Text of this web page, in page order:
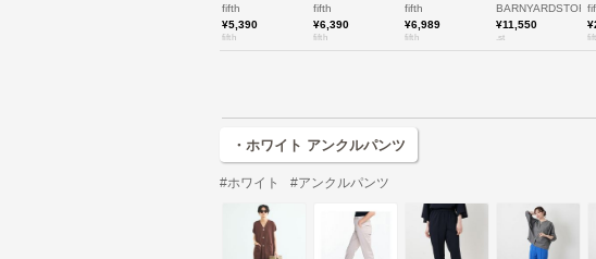
fifth
¥5,390
fifth
fifth
¥6,390
fifth
fifth
¥6,989
fifth
BARNYARDSTORM
¥11,550
.st
・ホワイト アンクルパンツ
#ホワイト #アンクルパンツ